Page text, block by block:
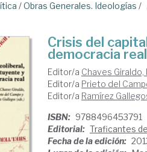
/Obras Generales. Ideologías /
Crisis del
democracia real
Editor/a Chaves Giraldo,
Editor/a Prieto del
Editor/a Ramírez
ISBN: 9788496453791
Editorial: Traficantes
Fecha de la edición: